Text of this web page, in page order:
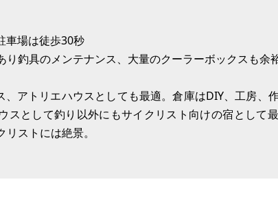
車場は徒歩30秒
り釣具のメンテナンス、大量のクーラーボックスも余
アトリエハウスとしても最適。倉庫はDIY、工房、
スとして釣り以外にもサイクリスト向けの宿として
ストには絶景。